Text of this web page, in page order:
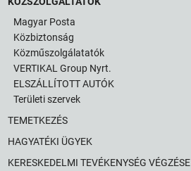
Magyar Posta
Közbiztonság
Közműszolgálatatók
VERTIKAL Group Nyrt.
ELSZÁLLÍTOTT AUTÓK
Területi szervek
TEMETKEZÉS
HAGYATÉKI ÜGYEK
KERESKEDELMI TEVÉKENYSÉG VÉGZÉSE